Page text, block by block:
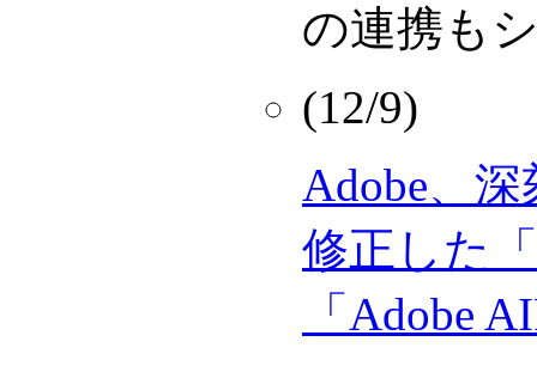
の連携も
(12/9)
Adobe、
修正した
「Adobe